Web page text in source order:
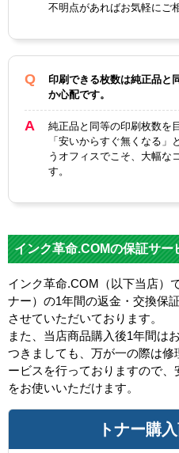
不明点があればお気軽にご
印刷できる枚数は純正品と
か心配です。
純正品と同等の印刷枚数を
「安いからすぐ無くなる
うオフィスでこそ、大幅な
す。
インク革命.COMの保証サー
インク革命.COM（以下当店）
ナー）の1年間の返金・交換保
させていただいております。
また、当店商品購入後1年間は
つきましても、万が一の際は
ービスを行っておりますので
をお使いいただけます。
トナー購